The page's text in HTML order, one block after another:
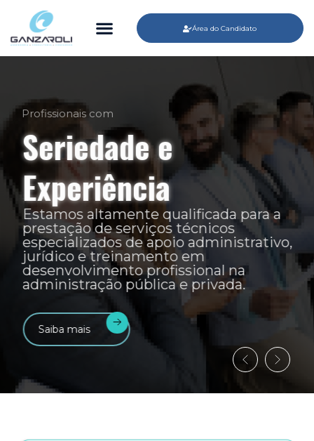
Área do Candidato
Profissionais com
Seriedade e
Experiência
Estamos altamente qualificada para a
prestação de serviços técnicos
especializados de apoio administrativo,
jurídico e treinamento em
desenvolvimento profissional na
administração pública e privada.
Saiba mais